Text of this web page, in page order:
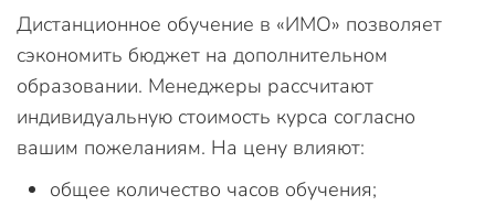
Дистанционное обучение в «ИМО» позволяет
сэкономить бюджет на дополнительном
образовании. Менеджеры рассчитают
индивидуальную стоимость курса согласно
вашим пожеланиям. На цену влияют:
общее количество часов обучения;